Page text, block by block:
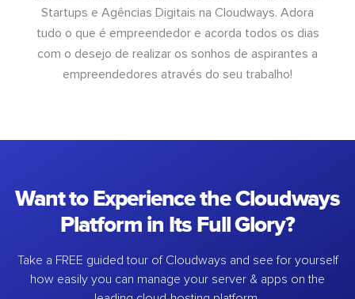
Startups e Agências Digitais na Cloudways. Adora
tudo o que é empreendedor e acorda todos os dias
com o desejo de realizar os sonhos de aspirantes a
empreendedores através do seu trabalho!
Want to Experience the Cloudways
Platform in Its Full Glory?
Take a FREE guided tour of Cloudways and see for yourself
how easily you can manage your server & apps on the